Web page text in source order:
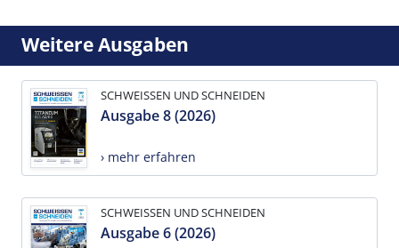
Weitere Ausgaben
SCHWEISSEN UND SCHNEIDEN
Ausgabe 8 (2026)
› mehr erfahren
SCHWEISSEN UND SCHNEIDEN
Ausgabe 6 (2026)